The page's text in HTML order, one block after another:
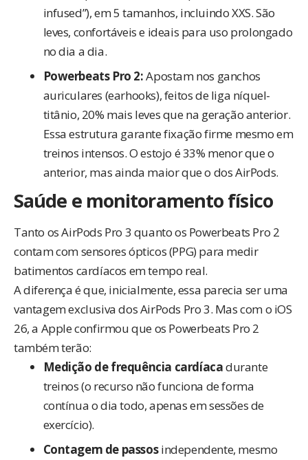
infused”), em 5 tamanhos, incluindo XXS. São
leves, confortáveis e ideais para uso prolongado
no dia a dia.
Powerbeats Pro 2:Apostam nos ganchos
auriculares (earhooks), feitos de liga níquel-
titânio, 20% mais leves que na geração anterior.
Essa estrutura garante fixação firme mesmo em
treinos intensos. O estojo é 33% menor que o
anterior, mas ainda maior que o dos AirPods.
Saúde e monitoramento físico
Tanto os AirPods Pro 3 quanto os Powerbeats Pro 2
contam com sensores ópticos (PPG) para medir
batimentos cardíacos em tempo real.
A diferença é que, inicialmente, essa parecia ser uma
vantagem exclusiva dos AirPods Pro 3. Mas com o iOS
26, a Apple confirmou que os Powerbeats Pro 2
também terão:
Medição de frequência cardíacadurante
treinos (o recurso não funciona de forma
contínua o dia todo, apenas em sessões de
exercício).
Contagem de passosindependente, mesmo